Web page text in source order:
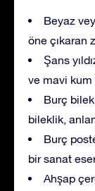
Beyaz
öne çıkaran
Şans
ve mavi kum
Burç
bileklik,
Burç
bir sanat
Ahşap